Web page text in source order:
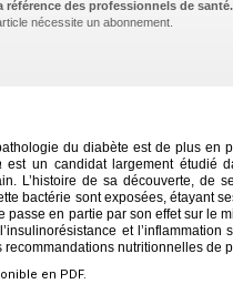
référence des professionnels de santé.
nécessite un abonnement.
du diabète est de plus en
est un candidat largement étudié
L’histoire de sa découverte, de
bactérie sont exposées, étayant
passe en partie par son effet sur le
et l’inflammation
nutritionnelles de
en PDF.